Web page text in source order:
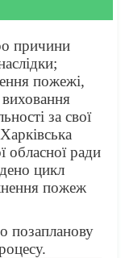
причини
пожежі,
за свої
обласної ради
цикл
пожеж
позапланову